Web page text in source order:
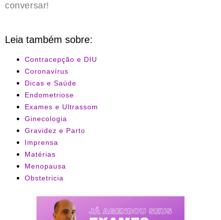
conversar!
Leia também sobre:
Contracepção e DIU
Coronavírus
Dicas e Saúde
Endometriose
Exames e Ultrassom
Ginecologia
Gravidez e Parto
Imprensa
Matérias
Menopausa
Obstetricia